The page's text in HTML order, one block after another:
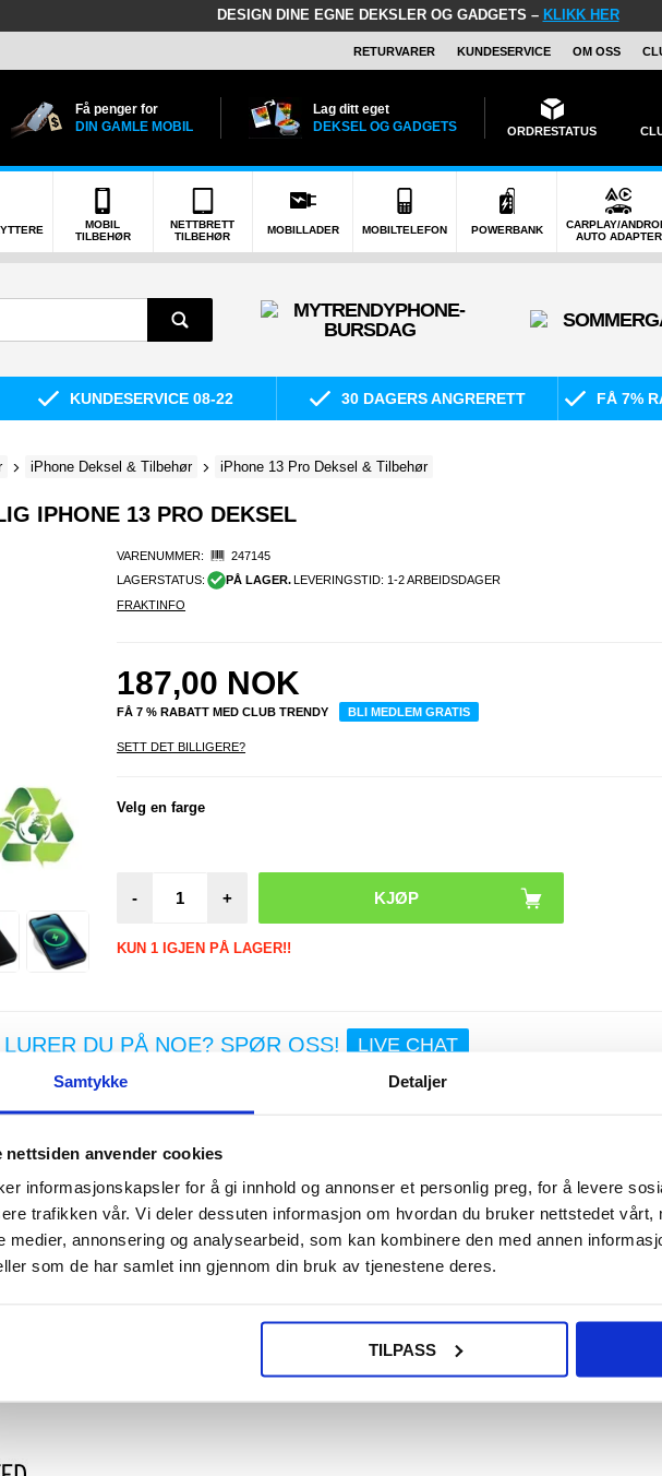
Samtykke Detaljer
nettsiden anvender cookies
informasjonskapsler for å gi innhold og annonser et personlig preg, for å levere
trafikken vår. Vi deler dessuten informasjon om hvordan du bruker nettstedet vårt,
medier, annonsering og analysearbeid, som kan kombinere den med annen
som de har samlet inn gjennom din bruk av tjenestene deres.
TILPASS
DESIGN DINE EGNE DEKSLER OG GADGETS – KLIKK HER
RETURVARER KUNDESERVICE OM OSS
Få penger for
DIN GAMLE MOBIL
Lag ditt eget
DEKSEL OG GADGETS
ORDRESTATUS
MOBIL
TILBEHØR
NETTBRETT
TILBEHØR
MOBILLADER MOBILTELEFON POWERBANK
CARPLAY/
AUTO ADAPTER
KUNDESERVICE 08-22 30 DAGERS ANGRERETT FÅ 7%
iPhone Deksel & Tilbehør iPhone 13 Pro Deksel & Tilbehør
IPHONE 13 PRO DEKSEL
VARENUMMER:
247145
LAGERSTATUS:
PÅ LAGER.
LEVERINGSTID: 1-2 ARBEIDSDAGER
FRAKTINFO
187,00 NOK
FÅ 7 % RABATT MED CLUB TRENDY BLI MEDLEM GRATIS
SETT DET BILLIGERE?
Velg en farge
- +
KUN 1 IGJEN PÅ LAGER!!
LURER DU PÅ NOE? SPØR OSS! LIVE CHAT
til iPhone 13 Pro
GreyLime-dekselet til iPhone 13 Pro, vil du automatisk hjelpe planetens natur. GreyLime har
at for hvert solgte produkt vil de plante et tre over hele verden med Trees for the Future. Dekselet er
og fleksibelt, noe som gir utmerket beskyttelse for iPhone 13 Pro fra riper, støt, smuss og annen daglig
13 Pro
dekselet
- skader ikke miljøet
med iPhone 13 Pro
plantefibre